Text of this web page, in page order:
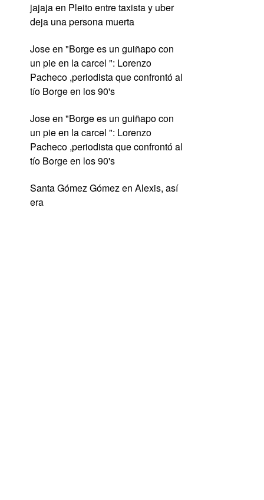
jajajaen Pleito entre taxista y uber
deja una persona muerta
Joseen "Borge es un guiñapo con
un pie en la carcel ": Lorenzo
Pacheco ,periodista que confrontó al
tío Borge en los 90's
Joseen "Borge es un guiñapo con
un pie en la carcel ": Lorenzo
Pacheco ,periodista que confrontó al
tío Borge en los 90's
Santa Gómez Gómezen Alexis, así
era